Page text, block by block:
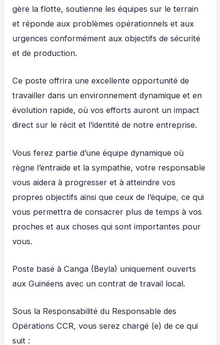
gère la flotte, soutienne les équipes sur le terrain
et réponde aux problèmes opérationnels et aux
urgences conformément aux objectifs de sécurité
et de production.
Ce poste offrira une excellente opportunité de
travailler dans un environnement dynamique et en
évolution rapide, où vos efforts auront un impact
direct sur le récit et l’identité de notre entreprise.
Vous ferez partie d’une équipe dynamique où
règne l’entraide et la sympathie, votre responsable
vous aidera à progresser et à atteindre vos
propres objectifs ainsi que ceux de l’équipe, ce qui
vous permettra de consacrer plus de temps à vos
proches et aux choses qui sont importantes pour
vous.
Poste basé à Canga (Beyla) uniquement ouverts
aux Guinéens avec un contrat de travail local.
Sous la Responsabilité du Responsable des
Opérations CCR, vous serez chargé (e) de ce qui
suit :